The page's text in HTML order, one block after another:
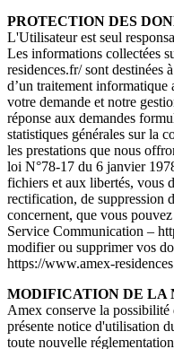
PROTECTION DES
L'Utilisateur est seul
Les informations collectées
residences.fr/ sont destinées
d’un traitement
votre demande et notre
réponse aux demandes
statistiques générales sur la
les prestations que nous
loi N°78-17 du 6 janvier
fichiers et aux libertés, vous
rectification, de suppression
concernent, que vous
Service Communication –
modifier ou supprimer vos
https://www.amex-
MODIFICATION DE LA
Amex conserve la
présente notice d'utilisation
toute nouvelle